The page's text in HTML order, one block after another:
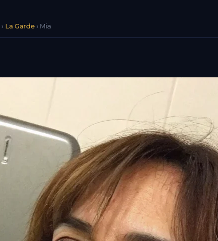
› La Garde › Mia